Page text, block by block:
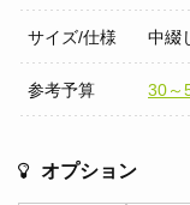
サイズ/仕様 中綴
参考予算 30～
オプション